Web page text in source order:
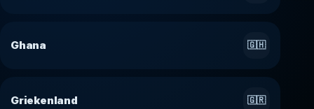
Ghana 🇬🇭
Griekenland 🇬🇷